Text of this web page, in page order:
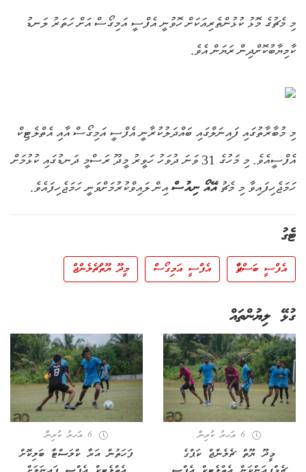
މި މެޗުގެ މޮޅު ކުޅުންތެރިއަކަށް ހޮވުނީ އެފްސީ އަމިގޯސް އަށް ހަތަރު ލަނޑު
ކާމިޔާބުކޮށްދިން ރަޔަން އެވެ.
މި މުބާރާތުގައި ފައިނަލްގައި ބައްދަލުކުރާނީ އެފްސީ އަމިގޯސް އާއި އެތްލެޓިކް
އެފްސީއެވެ. މި މަހުގެ 31 ވަނަ ދުވަހު ހަވީރު މީދޫ ރަސްމީ ދަނޑުގައި ކުޅުމަށް
ހަމަޖެހިފައިވާ މި މެޗުއޭއޯ ނިއުސް އިން ލައިވްކުރުމަށްވަނީ ހަމަޖެހިފައެވެ.
ޓެގު
އެފްސީ ބަސްޕާކް އެފްސީ އަމިގޯސް މީދޫ ޔޫތްޗެލެންޖް
ގުޅޭ ލިޔުންތައް
6 އަހރު ކުރިން
މީދޫ ޔޫތް ޗެލެންޖް ކަޕްގެ
6 އަހރު ކުރިން
ފަހަތުން އަރާ ކްލަސްޓާ ބަލިކޮށް